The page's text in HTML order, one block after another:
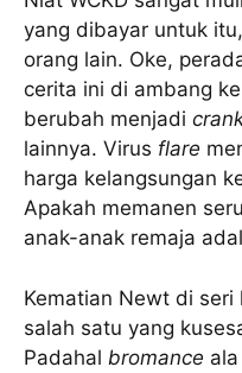
yang dibayar untuk
orang lain. Oke,
cerita ini di ambang
berubah menjadi
lainnya. Virus flare
harga kelangsungan
Apakah memanen
anak-anak remaja
Kematian Newt di seri
salah satu yang
Padahal bromance